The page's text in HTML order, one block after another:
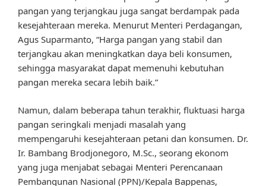
pangan yang terjangkau juga sangat berdampak pada
kesejahteraan mereka. Menurut Menteri Perdagangan,
Agus Suparmanto, “Harga pangan yang stabil dan
terjangkau akan meningkatkan daya beli konsumen,
sehingga masyarakat dapat memenuhi kebutuhan
pangan mereka secara lebih baik.”
Namun, dalam beberapa tahun terakhir, fluktuasi harga
pangan seringkali menjadi masalah yang
mempengaruhi kesejahteraan petani dan konsumen. Dr.
Ir. Bambang Brodjonegoro, M.Sc., seorang ekonom
yang juga menjabat sebagai Menteri Perencanaan
Pembangunan Nasional (PPN)/Kepala Bappenas,